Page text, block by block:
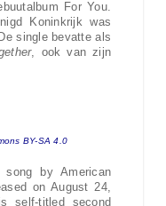
For You.
Koninkrijk was
single bevatte als
, ook van zijn
BY-SA 4.0
by American
on August 24,
self-titled second